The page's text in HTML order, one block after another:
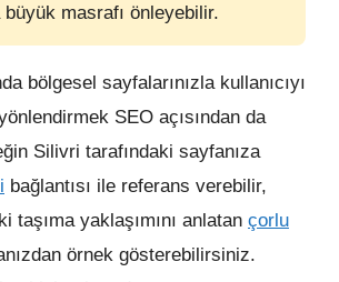
büyük masrafı önleyebilir.
bölgesel sayfalarınızla kullanıcıyı
SEO açısından da
Silivri tarafındaki sayfanıza
bağlantısı ile referans verebilir,
taşıma yaklaşımını anlatan çorlu
örnek gösterebilirsiniz.